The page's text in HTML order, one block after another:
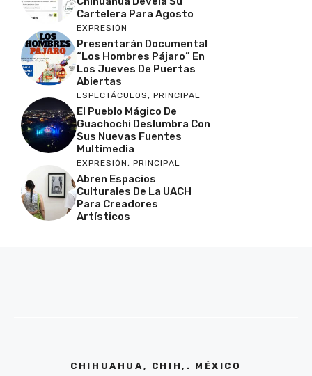
Cartelera Para Agosto
EXPRESIÓN
Presentarán Documental
“Los Hombres Pájaro” En
Los Jueves De Puertas
Abiertas
ESPECTÁCULOS, PRINCIPAL
El Pueblo Mágico De
Guachochi Deslumbra Con
Sus Nuevas Fuentes
Multimedia
EXPRESIÓN, PRINCIPAL
Abren Espacios
Culturales De La UACH
Para Creadores
Artísticos
CHIHUAHUA, CHIH,. MÉXICO